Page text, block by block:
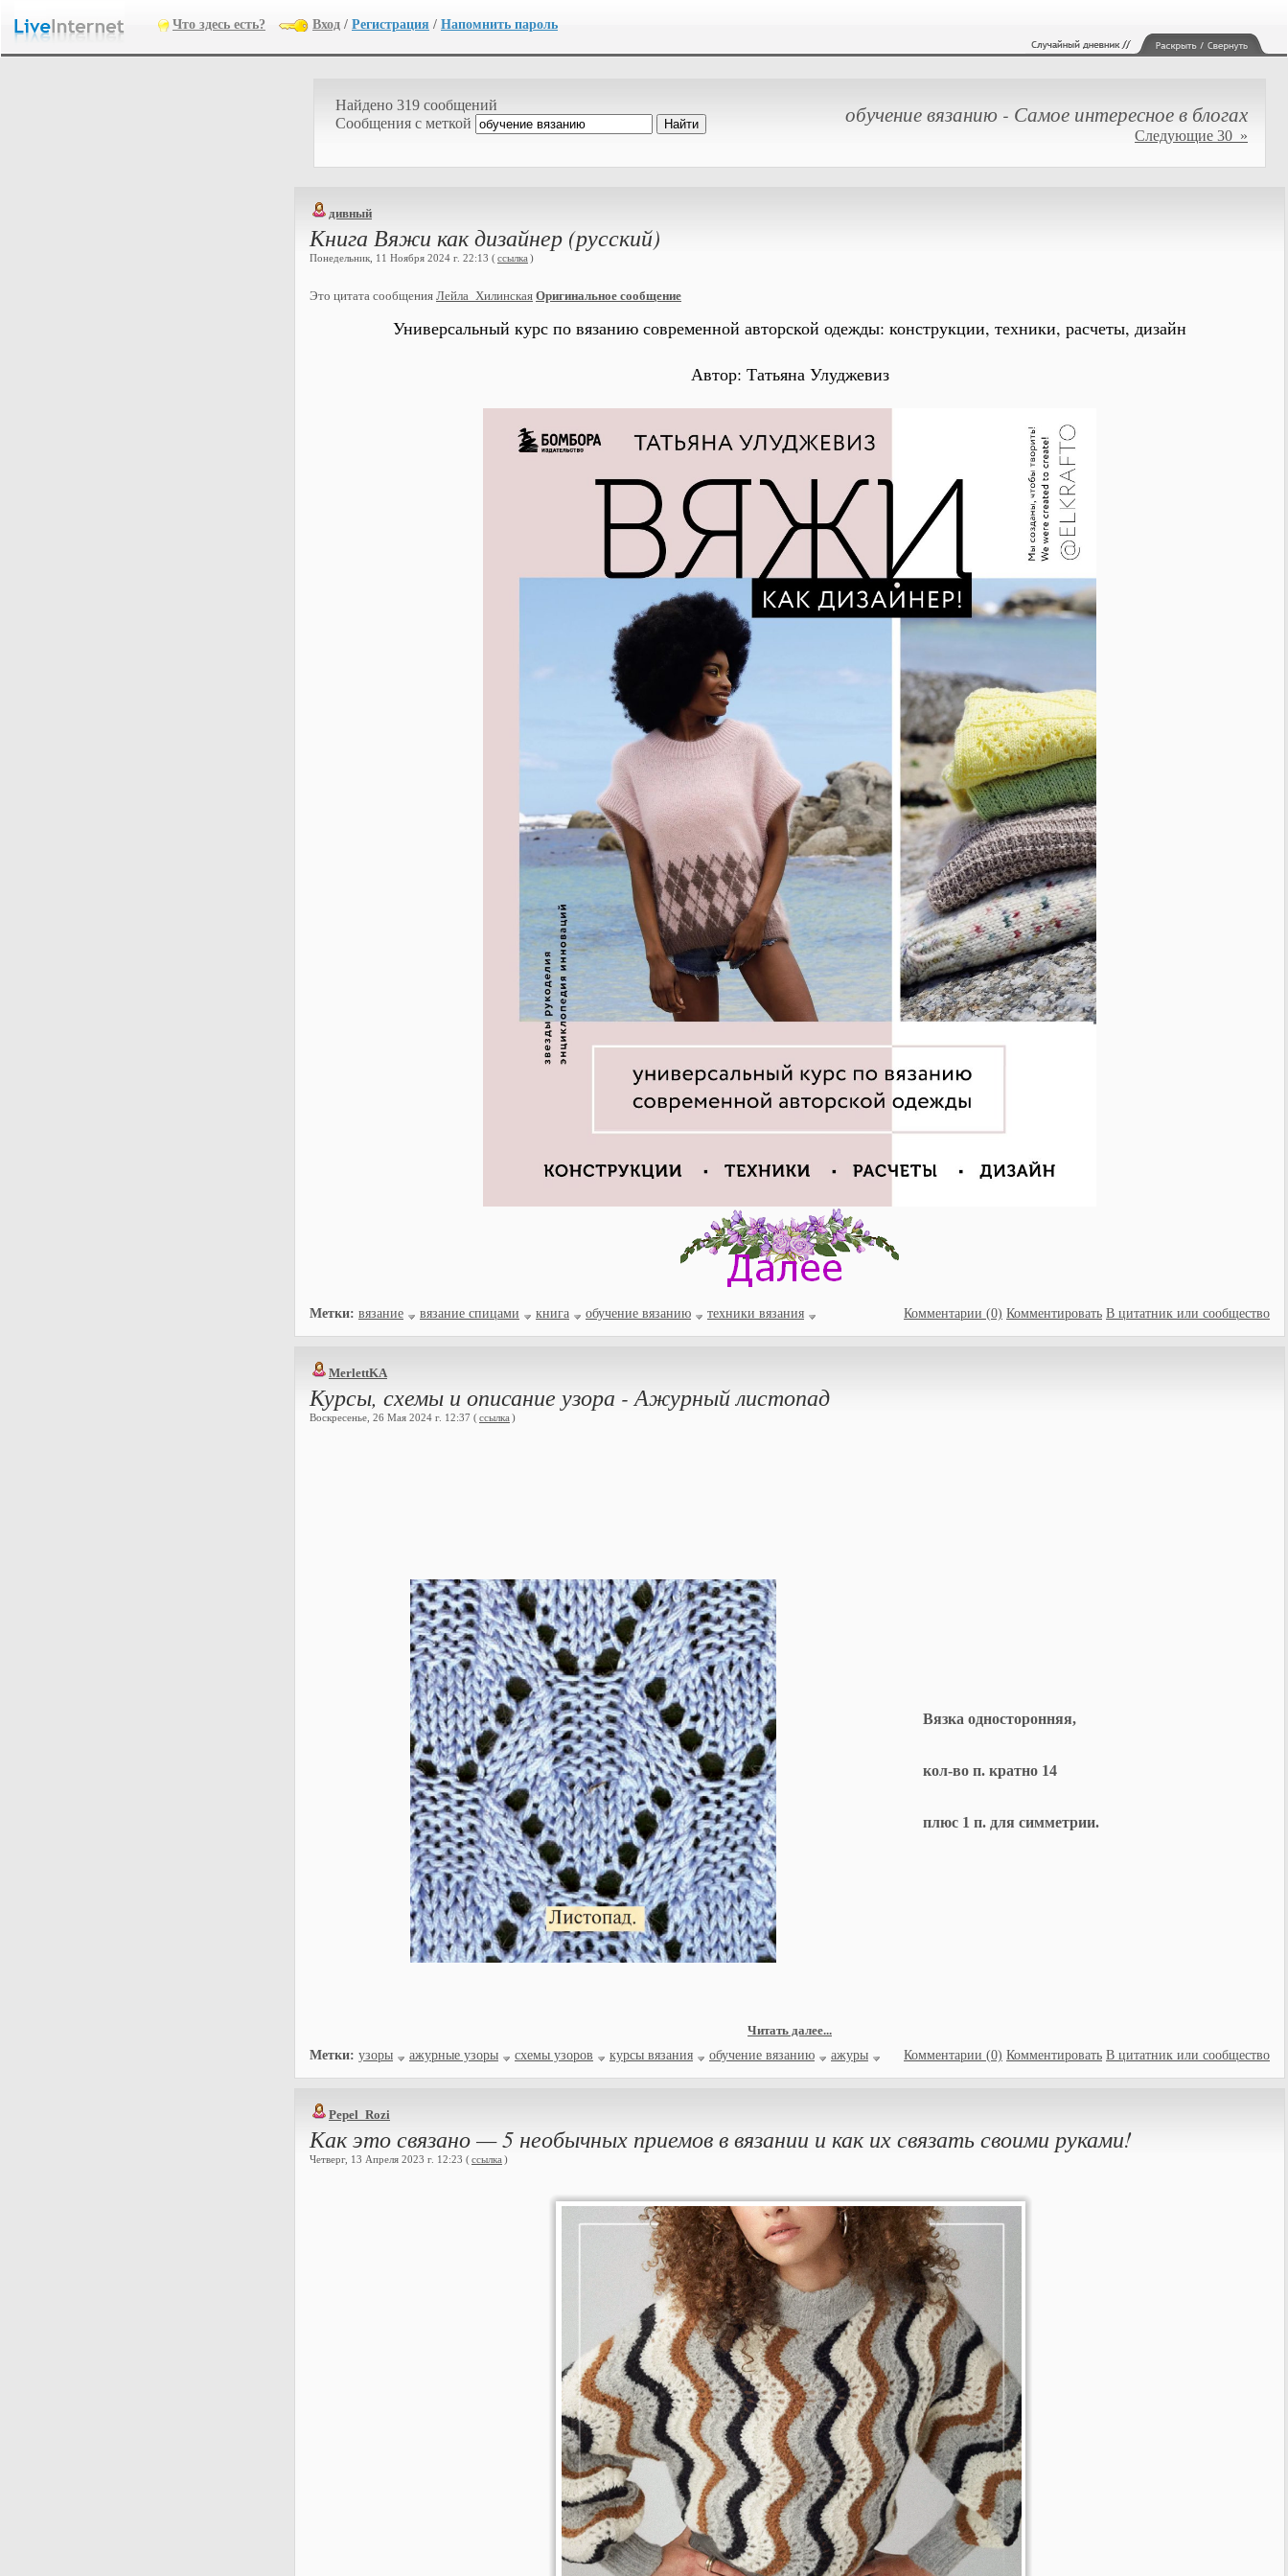
Что здесь есть? Вход / Регистрация / Напомнить пароль
Найдено 319 сообщений
Cообщения с меткой
обучение вязанию - Самое интересное в блогах
Следующие 30 »
дивный
Книга Вяжи как дизайнер (русский)
Понедельник, 11 Ноября 2024 г. 22:13 (ссылка )
Это цитата сообщения Лейла_Хилинская Оригинальное сообщение
Универсальный курс по вязанию современной авторской одежды: конструкции, техники, расчеты, дизайн
Автор: Татьяна Улуджевиз
Метки: вязание вязание спицами книга обучение вязанию техники вязания Комментарии (0) Комментировать В цитатник или сообщество
MerlettKA
Курсы, схемы и описание узора - Ажурный листопад
Воскресенье, 26 Мая 2024 г. 12:37 (ссылка )
Вязка односторонняя,
кол-во п. кратно 14
плюс 1 п. для симметрии.
Читать далее...
Метки: узоры ажурные узоры схемы узоров курсы вязания обучение вязанию ажуры Комментарии (0) Комментировать В цитатник или сообщество
Pepel_Rozi
Как это связано — 5 необычных приемов в вязании и как их связать своими руками!
Четверг, 13 Апреля 2023 г. 12:23 (ссылка )